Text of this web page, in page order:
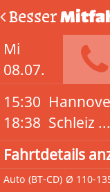
Besser
Mi
08.07.
15:30
18:38 Schleiz ...
Fahrtdetails
Auto (BT-CD) Ø 110-